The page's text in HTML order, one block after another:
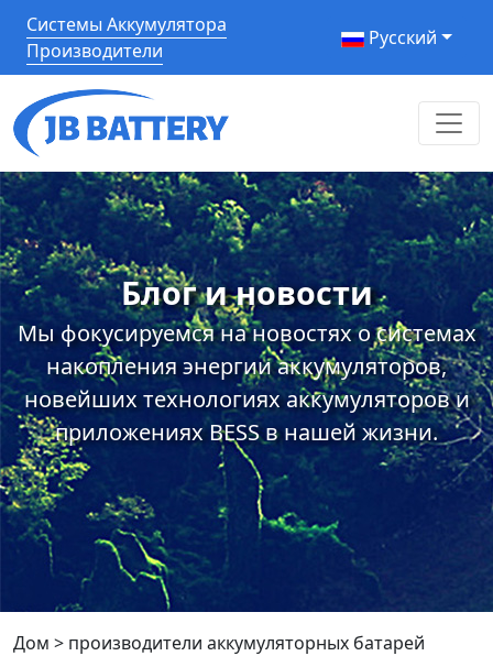
Системы Аккумулятора
Производители
Pусский
Блог и новости
Мы фокусируемся на новостях о системах
накопления энергии аккумуляторов,
новейших технологиях аккумуляторов и
приложениях BESS в нашей жизни.
Дом > производители аккумуляторных батарей